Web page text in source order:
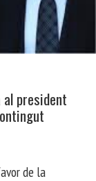
president
de la